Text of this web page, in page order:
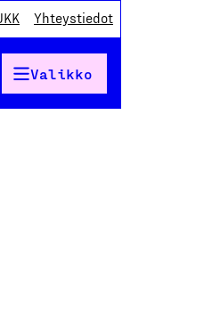
Yhteystiedot
Valikko